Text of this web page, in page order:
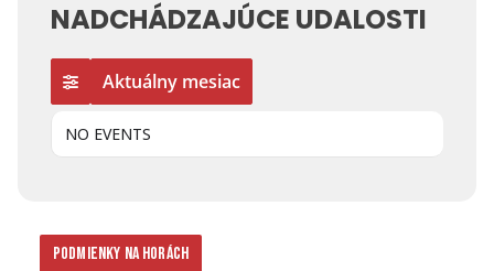
NADCHÁDZAJÚCE UDALOSTI
Aktuálny mesiac
NO EVENTS
Podmienky na horách